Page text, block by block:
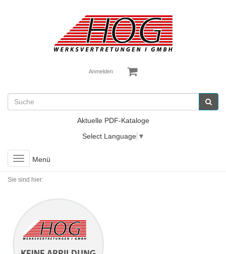
Anmelden
Aktuelle PDF-Kataloge
Select Language ▼
Toggle
navigation
Menü
Sie sind hier: